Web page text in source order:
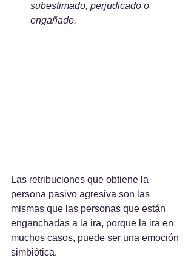
subestimado, perjudicado o
engañado.
Las retribuciones que obtiene la
persona pasivo agresiva son las
mismas que las personas que están
enganchadas a la ira, porque la ira en
muchos casos, puede ser una emoción
simbiótica.